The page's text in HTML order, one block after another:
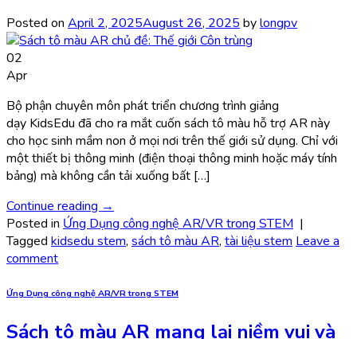
Posted on April 2, 2025August 26, 2025 bylongpv
02
Apr
Bộ phận chuyên môn phát triển chương trình giảng
dạy KidsEdu đã cho ra mắt cuốn sách tô màu hỗ trợ AR này
cho học sinh mầm non ở mọi nơi trên thế giới sử dụng. Chỉ với
một thiết bị thông minh (điện thoại thông minh hoặc máy tính
bảng) mà không cần tải xuống bất […]
Continue reading →
Posted in Ứng Dụng công nghệ AR/VR trong STEM |
Tagged kidsedu stem, sách tô màu AR, tài liệu stem Leave a
comment
Ứng Dụng công nghệ AR/VR trong STEM
Sách tô màu AR mang lại niềm vui và